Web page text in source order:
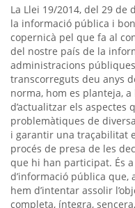
La Llei 19/2014, del 29 de
la informació pública i
copernicà pel que fa al
del nostre país de la
administracions
transcorreguts deu anys
norma, hom es planteja,
d’actualitzar els aspectes
problemàtiques de
i garantir una traçabilitat
procés de presa de les
que hi han participat. És
d’informació pública que,
hem d’intentar assolir
completa, íntegra,